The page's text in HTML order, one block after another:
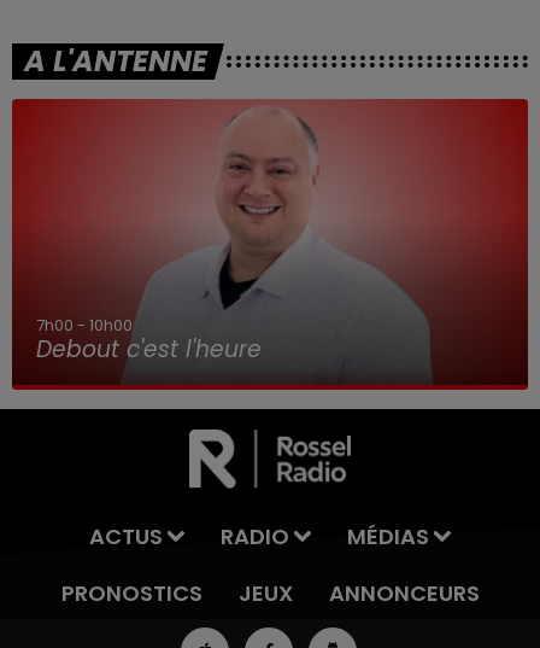
A L'ANTENNE
l'heure
ACTUS RADIO
MÉDIAS
PRONOSTICS
JEUX ANNONCEURS